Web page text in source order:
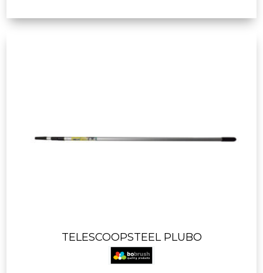
TELESCOOPSTEEL PLUBO